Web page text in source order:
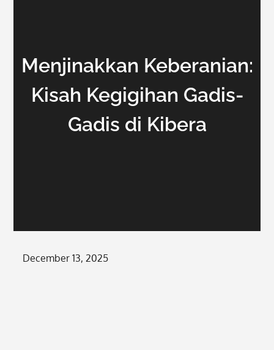
Menjinakkan Keberanian:
Kisah Kegigihan Gadis-
Gadis di Kibera
Posted
December 13, 2025